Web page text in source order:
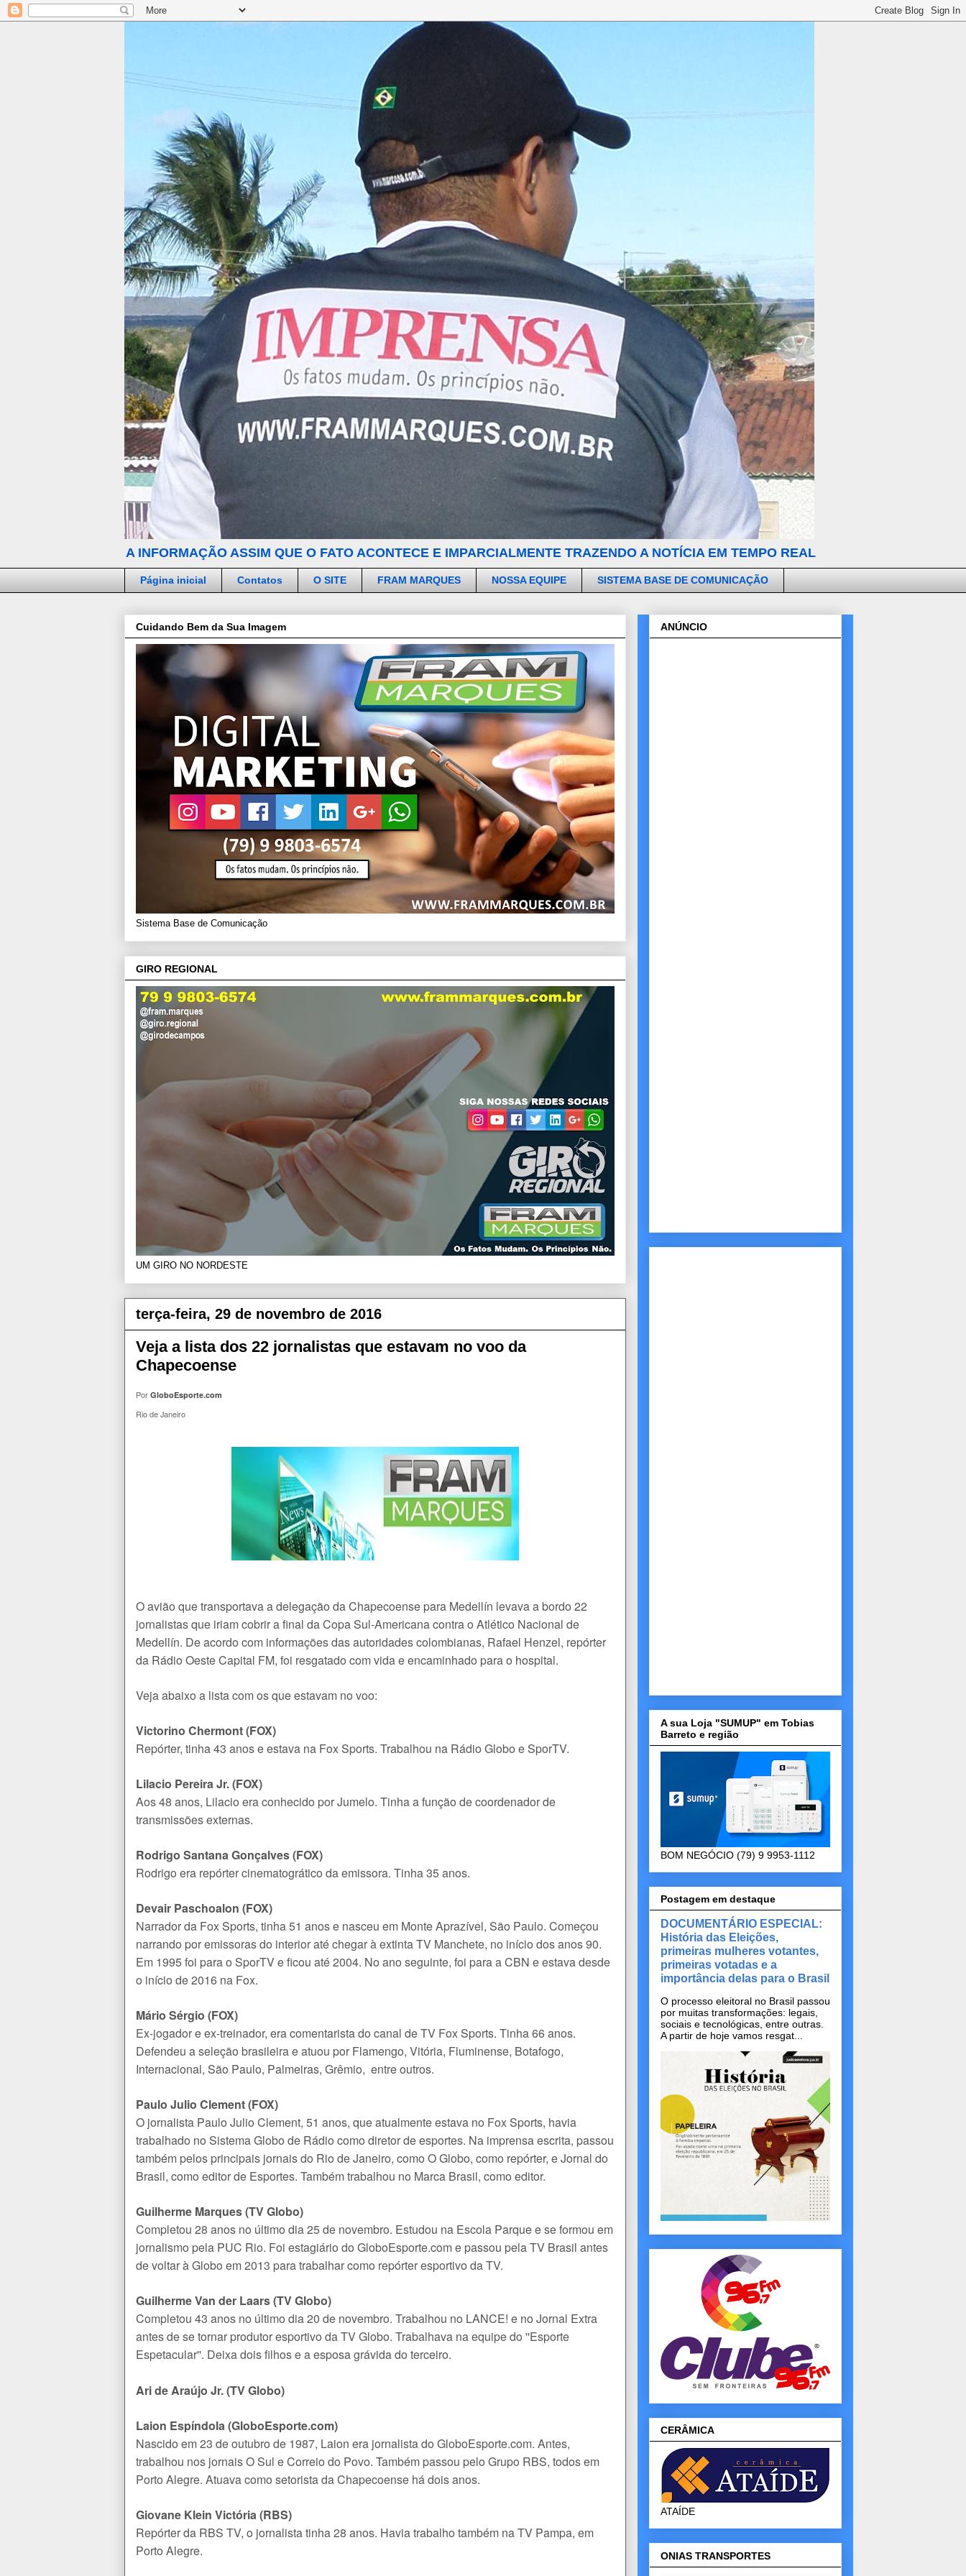
A INFORMAÇÃO ASSIM QUE O FATO ACONTECE E IMPARCIALMENTE TRAZENDO A NOTÍCIA EM TEMPO REAL
Página inicial Contatos O SITE FRAM MARQUES NOSSA EQUIPE SISTEMA BASE DE COMUNICAÇÃO
Cuidando Bem da Sua Imagem
Sistema Base de Comunicação
GIRO REGIONAL
UM GIRO NO NORDESTE
terça-feira, 29 de novembro de 2016
Veja a lista dos 22 jornalistas que estavam no voo da
Chapecoense
Por GloboEsporte.com
Rio de Janeiro
O avião que transportava a delegação da Chapecoense para Medellín levava a bordo 22
jornalistas que iriam cobrir a final da Copa Sul-Americana contra o Atlético Nacional de
Medellín. De acordo com informações das autoridades colombianas, Rafael Henzel, repórter
da Rádio Oeste Capital FM, foi resgatado com vida e encaminhado para o hospital.
Veja abaixo a lista com os que estavam no voo:
Victorino Chermont (FOX)
Repórter, tinha 43 anos e estava na Fox Sports. Trabalhou na Rádio Globo e SporTV.
Lilacio Pereira Jr. (FOX)
Aos 48 anos, Lilacio era conhecido por Jumelo. Tinha a função de coordenador de
transmissões externas.
Rodrigo Santana Gonçalves (FOX)
Rodrigo era repórter cinematogrático da emissora. Tinha 35 anos.
Devair Paschoalon (FOX)
Narrador da Fox Sports, tinha 51 anos e nasceu em Monte Aprazível, São Paulo. Começou
narrando por emissoras do interior até chegar à extinta TV Manchete, no início dos anos 90.
Em 1995 foi para o SporTV e ficou até 2004. No ano seguinte, foi para a CBN e estava desde
o início de 2016 na Fox.
Mário Sérgio (FOX)
Ex-jogador e ex-treinador, era comentarista do canal de TV Fox Sports. Tinha 66 anos.
Defendeu a seleção brasileira e atuou por Flamengo, Vitória, Fluminense, Botafogo,
Internacional, São Paulo, Palmeiras, Grêmio, entre outros.
Paulo Julio Clement (FOX)
O jornalista Paulo Julio Clement, 51 anos, que atualmente estava no Fox Sports, havia
trabalhado no Sistema Globo de Rádio como diretor de esportes. Na imprensa escrita, passou
também pelos principais jornais do Rio de Janeiro, como O Globo, como repórter, e Jornal do
Brasil, como editor de Esportes. Também trabalhou no Marca Brasil, como editor.
Guilherme Marques (TV Globo)
Completou 28 anos no último dia 25 de novembro. Estudou na Escola Parque e se formou em
jornalismo pela PUC Rio. Foi estagiário do GloboEsporte.com e passou pela TV Brasil antes
de voltar à Globo em 2013 para trabalhar como repórter esportivo da TV.
Guilherme Van der Laars (TV Globo)
Completou 43 anos no último dia 20 de novembro. Trabalhou no LANCE! e no Jornal Extra
antes de se tornar produtor esportivo da TV Globo. Trabalhava na equipe do ''Esporte
Espetacular''. Deixa dois filhos e a esposa grávida do terceiro.
Ari de Araújo Jr. (TV Globo)
Laion Espíndola (GloboEsporte.com)
Nascido em 23 de outubro de 1987, Laion era jornalista do GloboEsporte.com. Antes,
trabalhou nos jornais O Sul e Correio do Povo. Também passou pelo Grupo RBS, todos em
Porto Alegre. Atuava como setorista da Chapecoense há dois anos.
Giovane Klein Victória (RBS)
Repórter da RBS TV, o jornalista tinha 28 anos. Havia trabalho também na TV Pampa, em
Porto Alegre.
ANÚNCIO
A sua Loja "SUMUP" em Tobias
Barreto e região
BOM NEGÓCIO (79) 9 9953-1112
Postagem em destaque
DOCUMENTÁRIO ESPECIAL:
História das Eleições,
primeiras mulheres votantes,
primeiras votadas e a
importância delas para o Brasil
O processo eleitoral no Brasil passou
por muitas transformações: legais,
sociais e tecnológicas, entre outras.
A partir de hoje vamos resgat...
CERÂMICA
ATAÍDE
ONIAS TRANSPORTES